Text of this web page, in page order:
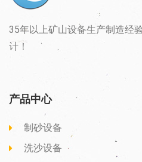
35年以上矿山设备生产制造经
计！
产品中心
制砂设备
洗沙设备